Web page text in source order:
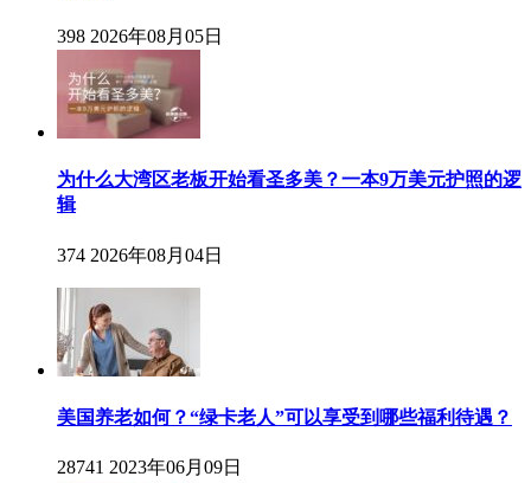
398 2026年08月05日
为什么大湾区老板开始看圣多美？一本9万美元护照的逻
辑
374 2026年08月04日
美国养老如何？“绿卡老人”可以享受到哪些福利待遇？
28741 2023年06月09日